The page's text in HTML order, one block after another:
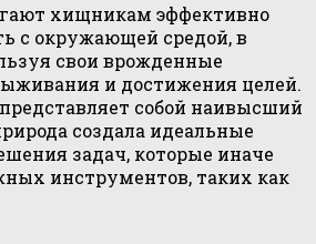
хищникам эффективно
с окружающей средой, в
свои врожденные
и достижения целей.
собой наивысший
создала идеальные
задач, которые иначе
инструментов, таких как